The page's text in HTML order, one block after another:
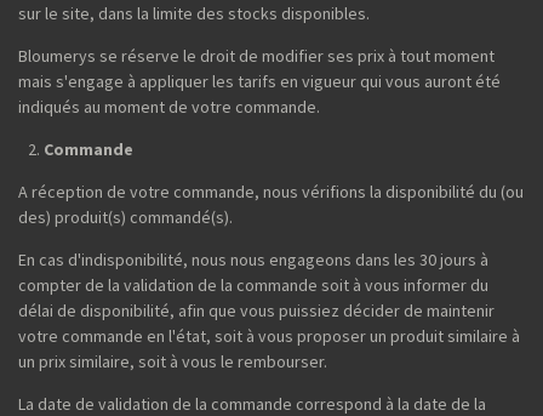
sur le site, dans la limite des stocks disponibles.
Bloumerys se réserve le droit de modifier ses prix à tout moment
mais s'engage à appliquer les tarifs en vigueur qui vous auront été
indiqués au moment de votre commande.
Commande
A réception de votre commande, nous vérifions la disponibilité du (ou
des) produit(s) commandé(s).
En cas d'indisponibilité, nous nous engageons dans les 30 jours à
compter de la validation de la commande soit à vous informer du
délai de disponibilité, afin que vous puissiez décider de maintenir
votre commande en l'état, soit à vous proposer un produit similaire à
un prix similaire, soit à vous le rembourser.
La date de validation de la commande correspond à la date de la